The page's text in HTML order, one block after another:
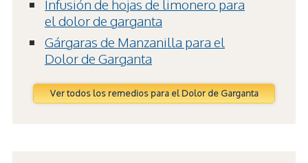
Infusión de hojas de limonero para
el dolor de garganta
Gárgaras de Manzanilla para el
Dolor de Garganta
Ver todos los remedios para el Dolor de Garganta